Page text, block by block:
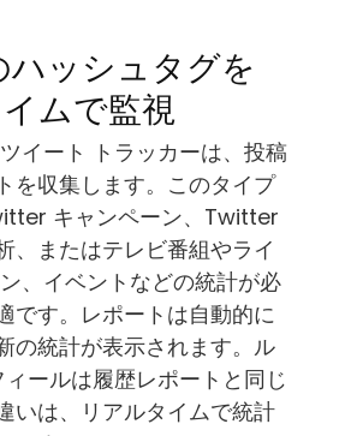
ッシュタグを
ムで監視
イート トラッカーは、投稿
を収集します。このタイプ
キャンペーン、Twitter
、またはテレビ番組やライ
、イベントなどの統計が必
です。レポートは自動的に
の統計が表示されます。ル
ールは履歴レポートと同じ
いは、リアルタイムで統計